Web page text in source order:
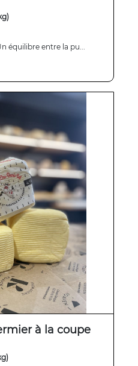
équilibre entre la pu...
à la coupe